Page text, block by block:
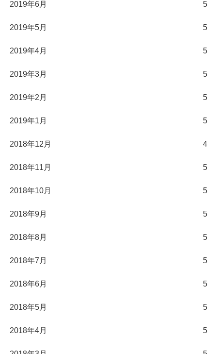
2019年6月 5
2019年5月 5
2019年4月 5
2019年3月 5
2019年2月 5
2019年1月 5
2018年12月 4
2018年11月 5
2018年10月 5
2018年9月 5
2018年8月 5
2018年7月 5
2018年6月 5
2018年5月 5
2018年4月 5